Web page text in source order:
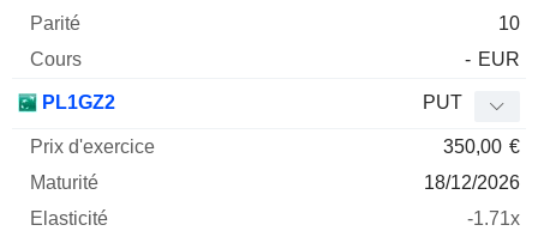
10
- EUR
PL1GZ2 PUT
350,00 €
18/12/2026
-1.71x